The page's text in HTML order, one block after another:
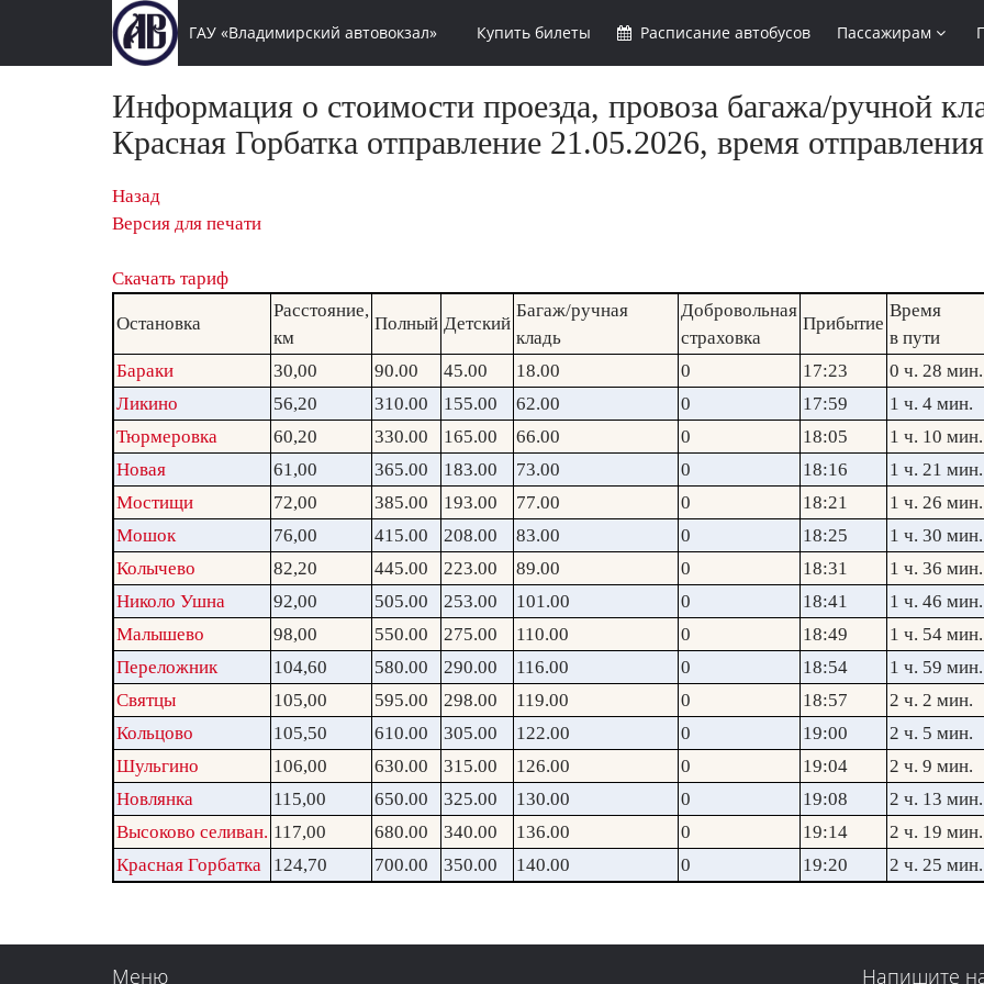
ГАУ «Владимирский автовокзал» Купить билеты Расписание автобусов Пассажирам
Информация о стоимости проезда, провоза багажа/ручной
Красная Горбатка отправление 21.05.2026, время
Назад
Версия для печати
Скачать тариф
Остановка
Расстояние,
км
Полный Детский
Багаж/ручная
кладь
Добровольная
страховка
Прибытие
Время
в пути
Бараки
30,00 90.00 45.00 18.00 0 17:23
0 ч. 28 мин.
Ликино
56,20 310.00 155.00 62.00 0 17:59
1 ч. 4 мин.
Тюрмеровка
60,20 330.00 165.00 66.00 0 18:05
1 ч. 10 мин.
Новая
61,00 365.00 183.00 73.00 0 18:16
1 ч. 21 мин.
Мостищи
72,00 385.00 193.00 77.00 0 18:21
1 ч. 26 мин.
Мошок
76,00 415.00 208.00 83.00 0 18:25
1 ч. 30 мин.
Колычево
82,20 445.00 223.00 89.00 0 18:31
1 ч. 36 мин.
Николо Ушна
92,00 505.00 253.00 101.00 0 18:41
1 ч. 46 мин.
Малышево
98,00 550.00 275.00 110.00 0 18:49
1 ч. 54 мин.
Переложник
104,60 580.00 290.00 116.00 0 18:54
1 ч. 59 мин.
Святцы
105,00 595.00 298.00 119.00 0 18:57
2 ч. 2 мин.
Кольцово
105,50 610.00 305.00 122.00 0 19:00
2 ч. 5 мин.
Шульгино
106,00 630.00 315.00 126.00 0 19:04
2 ч. 9 мин.
Новлянка
115,00 650.00 325.00 130.00 0 19:08
2 ч. 13 мин.
Высоково селиван. 117,00 680.00 340.00 136.00 0 19:14
2 ч. 19 мин.
Красная Горбатка
124,70 700.00 350.00 140.00 0 19:20 2 ч. 25 мин.
Меню Напишите